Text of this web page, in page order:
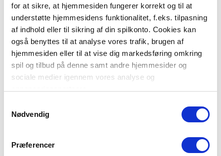
for at sikre, at hjemmesiden fungerer korrekt og til at
understøtte hjemmesidens funktionalitet, f.eks. tilpasning
af indhold eller til sikring af din spilkonto. Cookies kan
også benyttes til at analyse vores trafik, brugen af
hjemmesiden eller til at vise dig markedsføring omkring
spil og tilbud på denne samt andre hjemmesider og
sociale medier igennem vores analyse og
Du kan læse mere om vores brug af cookies under
"Detaljer" eller ved at klikke videre til vores Cookiepolitik,
Nødvendig
Præferencer